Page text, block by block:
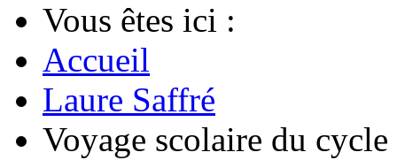
Vous êtes ici :
Accueil
Laure Saffré
Voyage scolaire du cycle